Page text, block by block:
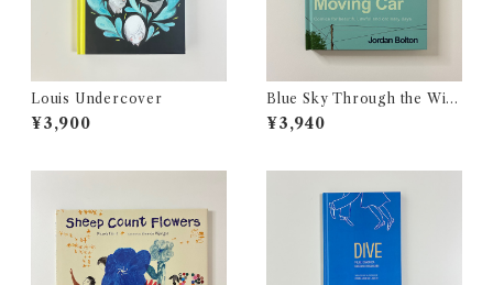
Louis Undercover
¥3,900
Blue Sky Through the Win
dow of a Moving Car
¥3,940